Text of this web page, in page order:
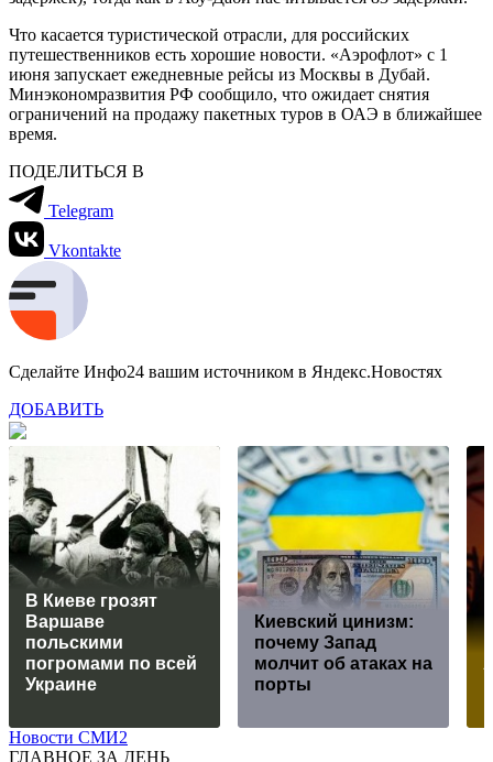
Что касается туристической отрасли, для российских
путешественников есть хорошие новости. «Аэрофлот» с 1
июня запускает ежедневные рейсы из Москвы в Дубай.
Минэкономразвития РФ сообщило, что ожидает снятия
ограничений на продажу пакетных туров в ОАЭ в ближайшее
время.
ПОДЕЛИТЬСЯ В
Telegram
Vkontakte
Сделайте Инфо24 вашим источником в Яндекс.Новостях
ДОБАВИТЬ
В Киеве грозят
Варшаве
польскими
погромами по всей
Украине
Киевский цинизм:
почему Запад
молчит об атаках на
порты
Новости СМИ2
ГЛАВНОЕ ЗА ДЕНЬ